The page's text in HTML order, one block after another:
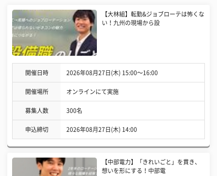
【大林組】転勤&ジョブローテは怖くな
い！九州の現場から設
開催日時 2026年08月27日(木) 15:00〜16:00
開催場所 オンラインにて実施
募集人数 300名
申込締切 2026年08月27日(木) 14:00
【中部電力】「きれいごと」を貫き、
想いを形にする！中部電